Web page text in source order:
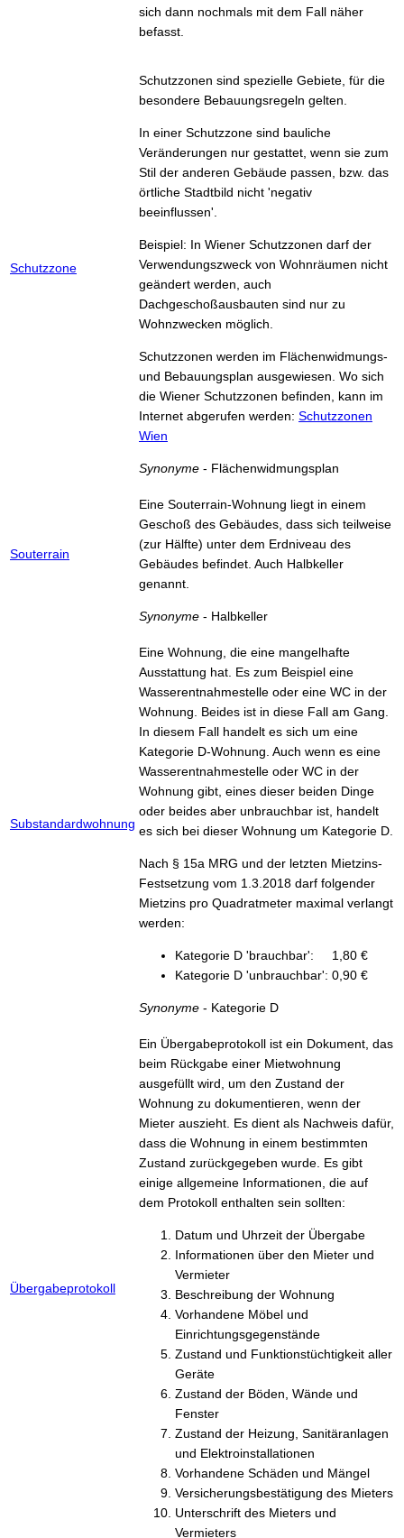
sich dann nochmals mit dem Fall näher
befasst.
Schutzzone
Schutzzonen sind spezielle Gebiete, für die
besondere Bebauungsregeln gelten.
In einer Schutzzone sind bauliche
Veränderungen nur gestattet, wenn sie zum
Stil der anderen Gebäude passen, bzw. das
örtliche Stadtbild nicht 'negativ
beeinflussen'.
Beispiel: In Wiener Schutzzonen darf der
Verwendungszweck von Wohnräumen nicht
geändert werden, auch
Dachgeschoßausbauten sind nur zu
Wohnzwecken möglich.
Schutzzonen werden im Flächenwidmungs-
und Bebauungsplan ausgewiesen. Wo sich
die Wiener Schutzzonen befinden, kann im
Internet abgerufen werden: Schutzzonen
Wien
Synonyme - Flächenwidmungsplan
Souterrain
Eine Souterrain-Wohnung liegt in einem
Geschoß des Gebäudes, dass sich teilweise
(zur Hälfte) unter dem Erdniveau des
Gebäudes befindet. Auch Halbkeller
genannt.
Synonyme - Halbkeller
Substandardwohnung
Eine Wohnung, die eine mangelhafte
Ausstattung hat. Es zum Beispiel eine
Wasserentnahmestelle oder eine WC in der
Wohnung. Beides ist in diese Fall am Gang.
In diesem Fall handelt es sich um eine
Kategorie D-Wohnung. Auch wenn es eine
Wasserentnahmestelle oder WC in der
Wohnung gibt, eines dieser beiden Dinge
oder beides aber unbrauchbar ist, handelt
es sich bei dieser Wohnung um Kategorie D.
Nach § 15a MRG und der letzten Mietzins-
Festsetzung vom 1.3.2018 darf folgender
Mietzins pro Quadratmeter maximal verlangt
werden:
Kategorie D 'brauchbar': 1,80 €
Kategorie D 'unbrauchbar': 0,90 €
Synonyme - Kategorie D
Übergabeprotokoll
Ein Übergabeprotokoll ist ein Dokument, das
beim Rückgabe einer Mietwohnung
ausgefüllt wird, um den Zustand der
Wohnung zu dokumentieren, wenn der
Mieter auszieht. Es dient als Nachweis dafür,
dass die Wohnung in einem bestimmten
Zustand zurückgegeben wurde. Es gibt
einige allgemeine Informationen, die auf
dem Protokoll enthalten sein sollten:
Datum und Uhrzeit der Übergabe
Informationen über den Mieter und
Vermieter
Beschreibung der Wohnung
Vorhandene Möbel und
Einrichtungsgegenstände
Zustand und Funktionstüchtigkeit aller
Geräte
Zustand der Böden, Wände und
Fenster
Zustand der Heizung, Sanitäranlagen
und Elektroinstallationen
Vorhandene Schäden und Mängel
Versicherungsbestätigung des Mieters
Unterschrift des Mieters und
Vermieters